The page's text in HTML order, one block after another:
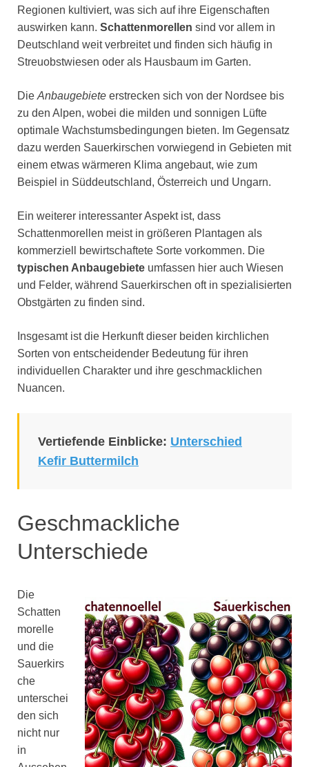
Regionen kultiviert, was sich auf ihre Eigenschaften
auswirken kann. Schattenmorellen sind vor allem in
Deutschland weit verbreitet und finden sich häufig in
Streuobstwiesen oder als Hausbaum im Garten.
Die Anbaugebiete erstrecken sich von der Nordsee bis
zu den Alpen, wobei die milden und sonnigen Lüfte
optimale Wachstumsbedingungen bieten. Im Gegensatz
dazu werden Sauerkirschen vorwiegend in Gebieten mit
einem etwas wärmeren Klima angebaut, wie zum
Beispiel in Süddeutschland, Österreich und Ungarn.
Ein weiterer interessanter Aspekt ist, dass
Schattenmorellen meist in größeren Plantagen als
kommerziell bewirtschaftete Sorte vorkommen. Die
typischen Anbaugebiete umfassen hier auch Wiesen
und Felder, während Sauerkirschen oft in spezialisierten
Obstgärten zu finden sind.
Insgesamt ist die Herkunft dieser beiden kirchlichen
Sorten von entscheidender Bedeutung für ihren
individuellen Charakter und ihre geschmacklichen
Nuancen.
Vertiefende Einblicke: Unterschied
Kefir Buttermilch
Geschmackliche
Unterschiede
Die
Schatten
morelle
und die
Sauerkirs
che
unterschei
den sich
nicht nur
in